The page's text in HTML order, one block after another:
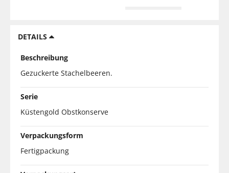
DETAILS
Beschreibung
Gezuckerte Stachelbeeren.
Serie
Küstengold Obstkonserve
Verpackungsform
Fertigpackung